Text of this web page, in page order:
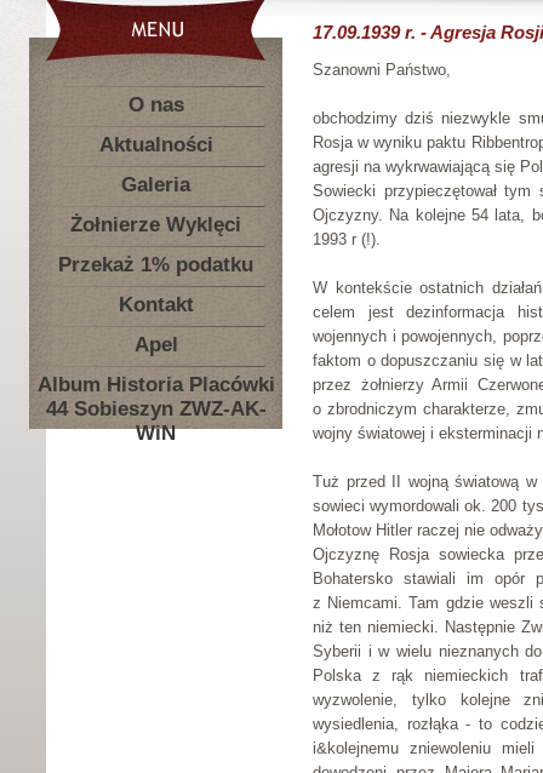
O nas
Aktualności
Galeria
Żołnierze Wyklęci
Przekaż 1% podatku
Kontakt
Apel
Album Historia Placówki
44 Sobieszyn ZWZ-AK-
WiN
17.09.1939 r. - Agresja
Szanowni Państwo,
obchodzimy dziś niezwykle
Rosja w wyniku paktu
agresji na wykrwawiającą się
Sowiecki przypieczętował
Ojczyzny. Na kolejne 54 lata,
1993 r (!).
W kontekście ostatnich
celem jest dezinformacja
wojennych i powojennych,
faktom o dopuszczaniu się w
przez żołnierzy Armii
o zbrodniczym charakterze,
wojny światowej i eksterminacji
Tuż przed II wojną światową
sowieci wymordowali ok. 200
Mołotow Hitler raczej nie
Ojczyznę Rosja sowiecka
Bohatersko stawiali im opór
z Niemcami. Tam gdzie weszli
niż ten niemiecki. Następnie
Syberii i w wielu nieznanych
Polska z rąk niemieckich
wyzwolenie, tylko kolejne
wysiedlenia, rozłąka - to
i&kolejnemu zniewoleniu